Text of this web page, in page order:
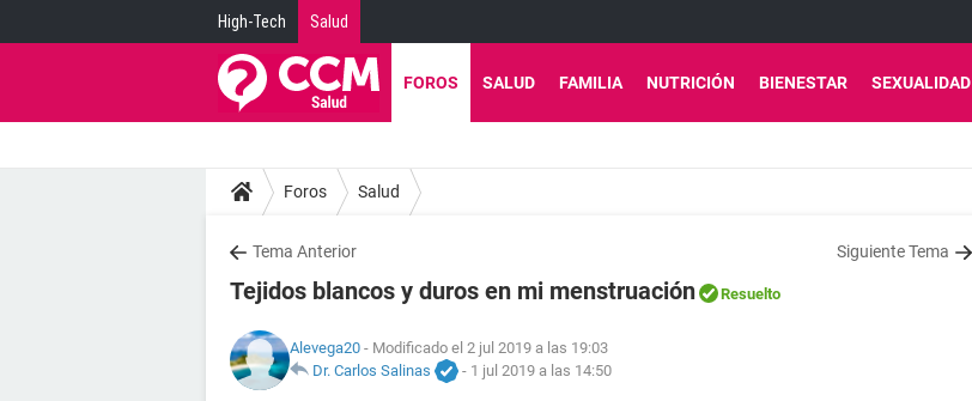
High-Tech Salud
FOROS SALUD FAMILIA NUTRICIÓN BIENESTAR SEXUALIDAD
Foros Salud
Tema Anterior Siguiente Tema
Tejidos blancos y duros en mi menstruación Resuelto
Alevega20 - Modificado el 2 jul 2019 a las 19:03
Dr. Carlos Salinas
- 1 jul 2019 a las 14:50